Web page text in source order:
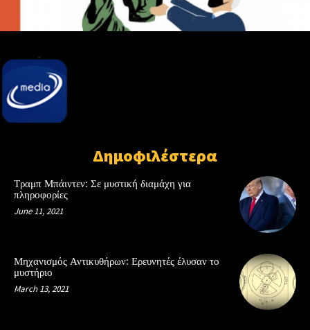
Δημοφιλέστερα
Τραμπ Μπάιντεν: Σε μυστική διαμάχη για
πληροφορίες
June 11, 2021
Μηχανισμός Αντικυθήρων: Ερευνητές έλυσαν το
μυστήριο
March 13, 2021